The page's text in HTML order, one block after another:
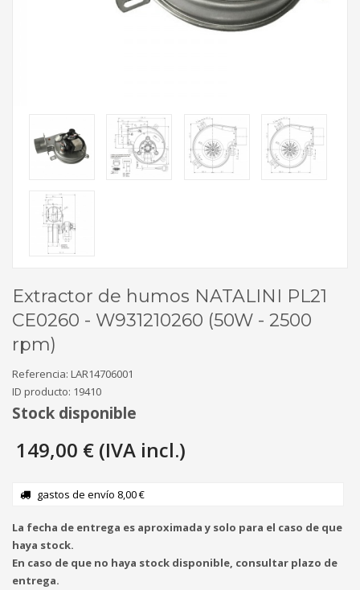
Extractor de humos NATALINI PL21
CE0260 - W931210260 (50W - 2500
rpm)
Referencia: LAR14706001
ID producto: 19410
Stock disponible
149,00 € (IVA incl.)
gastos de envío 8,00 €
La fecha de entrega es aproximada y solo para el caso de que
haya stock.
En caso de que no haya stock disponible, consultar plazo de
entrega.